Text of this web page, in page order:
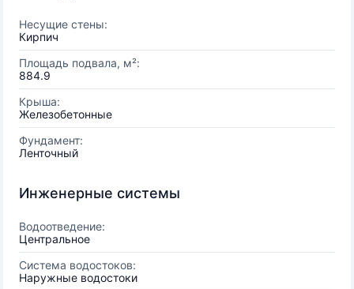
Несущие стены:
Кирпич
Площадь подвала, м²:
884.9
Крыша:
Железобетонные
Фундамент:
Ленточный
Инженерные системы
Водоотведение:
Центральное
Система водостоков:
Наружные водостоки